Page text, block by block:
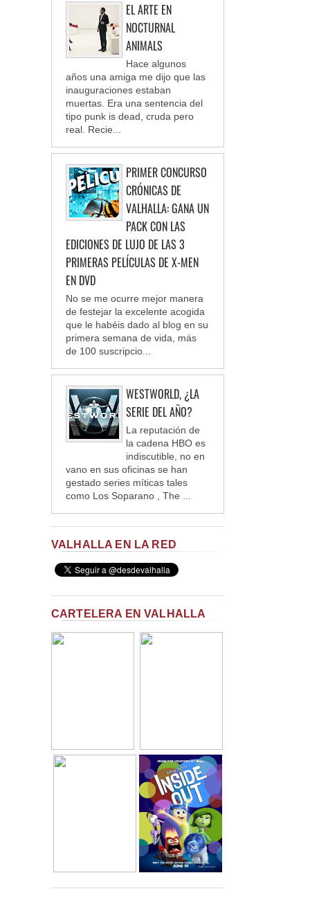
EL ARTE EN
NOCTURNAL
ANIMALS
Hace algunos
años una amiga me dijo que las
inauguraciones estaban
muertas. Era una sentencia del
tipo punk is dead, cruda pero
real. Recie...
PRIMER CONCURSO
CRÓNICAS DE
VALHALLA: GANA UN
PACK CON LAS
EDICIONES DE LUJO DE LAS 3
PRIMERAS PELÍCULAS DE X-MEN
EN DVD
No se me ocurre mejor manera
de festejar la excelente acogida
que le habéis dado al blog en su
primera semana de vida, más
de 100 suscripcio...
WESTWORLD, ¿LA
SERIE DEL AÑO?
La reputación de
la cadena HBO es
indiscutible, no en
vano en sus oficinas se han
gestado series míticas tales
como Los Soparano , The ...
VALHALLA EN LA RED
CARTELERA EN VALHALLA